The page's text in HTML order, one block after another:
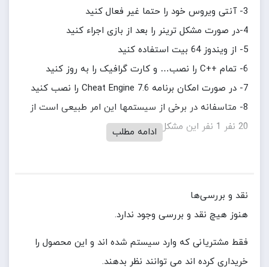
3- آنتی ویروس خود را حتما غیر فعال کنید
4-در صورت مشکل ترینر را بعد از بازی اجراء کنید
5- از ویندوز 64 بیت استفاده کنید
6- تمام ++C را نصب… و کارت گرافیک را به روز کنید
7- در صورت امکان برنامه Cheat Engine 7.6 را نصب کنید
8- متاسفانه در برخی از سیستمها این امر طبیعی است از
20 نفر 1 نفر این مشکل را دارد
ادامه مطلب
نقد و بررسی‌ها
هنوز هیچ نقد و بررسی وجود ندارد.
فقط مشتریانی که وارد سیستم شده اند و این محصول را
خریداری کرده اند می توانند نظر بدهند.